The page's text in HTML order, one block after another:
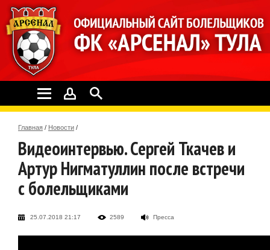
Главная / Новости /
Видеоинтервью. Сергей Ткачев и
Артур Нигматуллин после встречи
с болельщиками
25.07.2018 21:17 2589 Пресса